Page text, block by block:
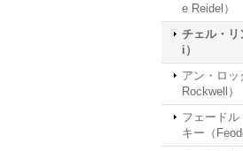
e Reidel）
チェル・
i）
アン・ロ
Rockwell）
フェードル
キー（